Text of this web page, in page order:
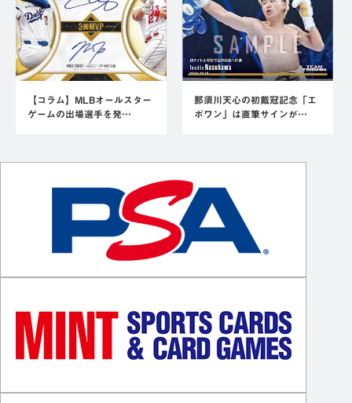
【コラム】MLBオールスター
ゲームの出場選手を発…
那須川天心の初戴冠記念「エ
ポワン」は直筆サインが…